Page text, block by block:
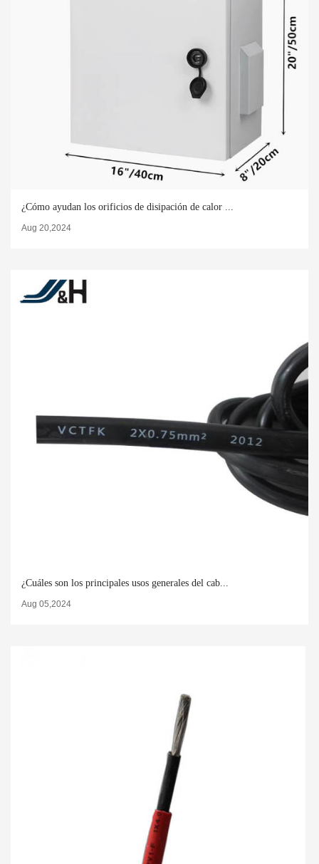
¿Cómo ayudan los orificios de disipación de calor ...
Aug 20,2024
¿Cuáles son los principales usos generales del cab...
Aug 05,2024